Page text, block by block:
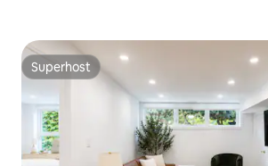
Superhost
Superhost